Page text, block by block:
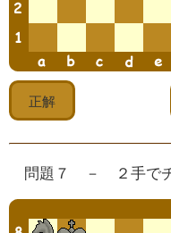
問題７ － ２手でチ